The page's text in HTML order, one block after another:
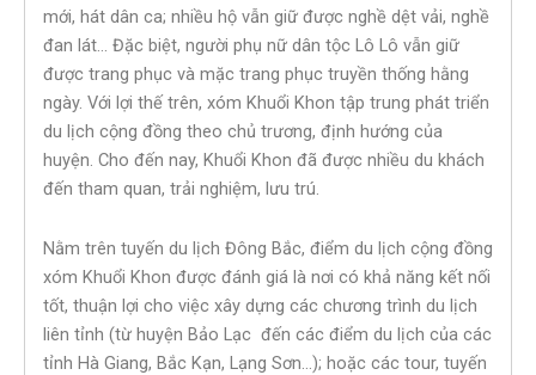
mới, hát dân ca; nhiều hộ vẫn giữ được nghề dệt vải, nghề
đan lát… Đặc biệt, người phụ nữ dân tộc Lô Lô vẫn giữ
được trang phục và mặc trang phục truyền thống hằng
ngày. Với lợi thế trên, xóm Khuổi Khon tập trung phát triển
du lịch cộng đồng theo chủ trương, định hướng của
huyện. Cho đến nay, Khuổi Khon đã được nhiều du khách
đến tham quan, trải nghiệm, lưu trú.
Nằm trên tuyến du lịch Đông Bắc, điểm du lịch cộng đồng
xóm Khuổi Khon được đánh giá là nơi có khả năng kết nối
tốt, thuận lợi cho việc xây dựng các chương trình du lịch
liên tỉnh (từ huyện Bảo Lạc đến các điểm du lịch của các
tỉnh Hà Giang, Bắc Kạn, Lạng Sơn…); hoặc các tour, tuyến